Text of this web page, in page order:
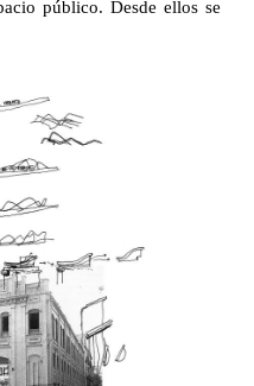
público. Desde ellos se